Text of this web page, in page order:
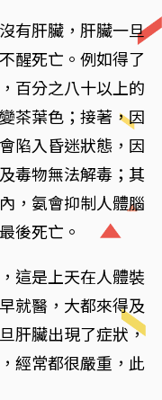
有肝臟，肝臟一旦
醒死亡。例如得了
百分之八十以上的
茶葉色；接著，因
陷入昏迷狀態，因
毒物無法解毒；其
，氨會抑制人體腦
後死亡。
這是上天在人體裝
就醫，大都來得及
肝臟出現了症狀，
經常都很嚴重，此